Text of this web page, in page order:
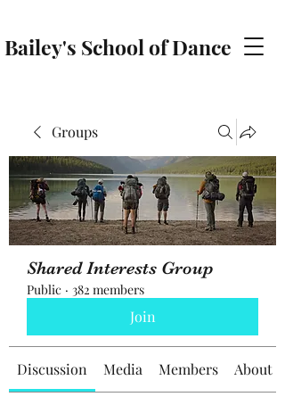
Bailey's School of Dance
Groups
Shared Interests Group
Public · 382 members
Join
Discussion Media Members About